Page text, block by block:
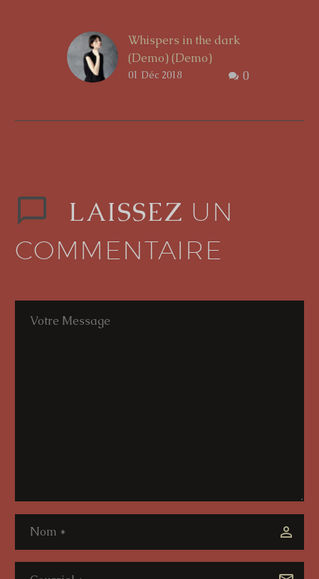
Whispers in the dark
(Demo) (Demo)
…Lorem ipsum dolor
veniam, quis nostrud
exercitation ullamco
0
01 Déc 2018
LAISSEZ UN
COMMENTAIRE